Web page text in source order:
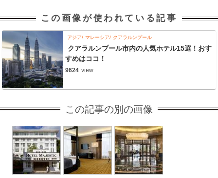
この画像が使われている記事
アジア マレーシア クアラルンプール
クアラルンプール市内の人気ホテル15選！おす
すめはココ！
9624 view
この記事の別の画像